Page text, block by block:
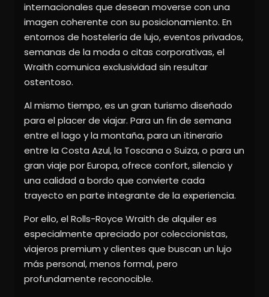
internacionales que desean moverse con una
imagen coherente con su posicionamiento. En
entornos de hostelería de lujo, eventos privados,
semanas de la moda o citas corporativas, el
Wraith comunica exclusividad sin resultar
ostentoso.
Al mismo tiempo, es un gran turismo diseñado
para el placer de viajar. Para un fin de semana
entre el lago y la montaña, para un itinerario
entre la Costa Azul, la Toscana o Suiza, o para un
gran viaje por Europa, ofrece confort, silencio y
una calidad a bordo que convierte cada
trayecto en parte integrante de la experiencia.
Por ello, el Rolls-Royce Wraith de alquiler es
especialmente apreciado por coleccionistas,
viajeros premium y clientes que buscan un lujo
más personal, menos formal, pero
profundamente reconocible.